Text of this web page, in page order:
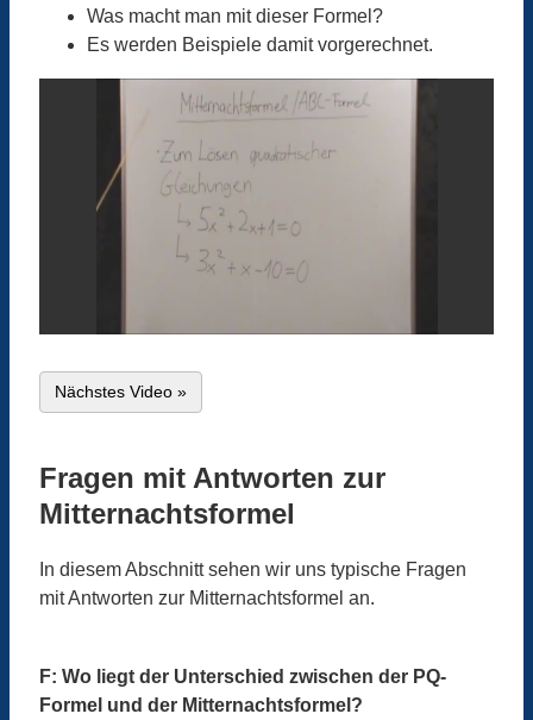
Was macht man mit dieser Formel?
Es werden Beispiele damit vorgerechnet.
Nächstes Video »
Fragen mit Antworten zur
Mitternachtsformel
In diesem Abschnitt sehen wir uns typische Fragen
mit Antworten zur Mitternachtsformel an.
F: Wo liegt der Unterschied zwischen der PQ-
Formel und der Mitternachtsformel?